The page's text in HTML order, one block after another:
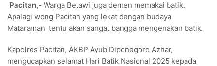
Pacitan,- Warga Betawi juga demen memakai batik.
Apalagi wong Pacitan yang lekat dengan budaya
Mataraman, tentu akan sangat bangga mengenakan batik.
Kapolres Pacitan, AKBP Ayub Diponegoro Azhar,
mengucapkan selamat Hari Batik Nasional 2025 kepada